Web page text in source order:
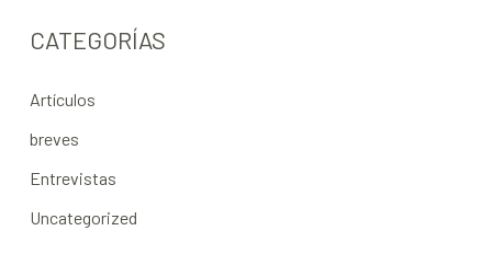
CATEGORÍAS
Artículos
breves
Entrevistas
Uncategorized